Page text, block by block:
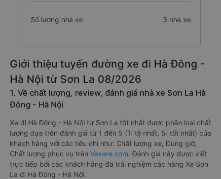
Số lượng nhà xe 3 nhà xe
Giới thiệu tuyến đường xe đi Hà Đông -
Hà Nội từ Sơn La 08/2026
1. Về chất lượng, review, đánh giá nhà xe Sơn La Hà
Đông - Hà Nội
Xe đi Hà Đông - Hà Nội từ Sơn La tốt nhất được phân loại chất
lượng dựa trên đánh giá từ 1 đến 5 (1: tệ nhất, 5: tốt nhất) của
khách hàng với các tiêu chí như: Chất lượng xe, Đúng giờ,
Chất lượng phục vụ trên Vexere.com. Đánh giá này được viết
trực tiếp bởi các khách hàng đã trải nghiệm các hãng Xe Sơn
La đi Hà Đông - Hà Nội.